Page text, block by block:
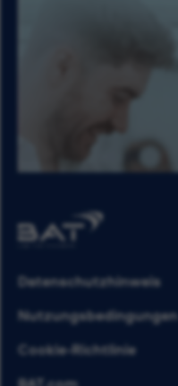
Datenschutzhinweis
Nutzungsbedingungen
Cookie-Richtlinie